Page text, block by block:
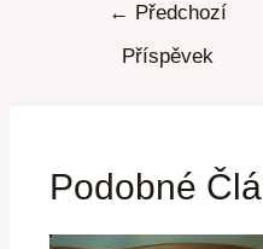
← Předchozí
Příspěvek
Podobné